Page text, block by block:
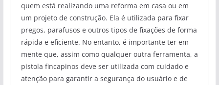
quem está realizando uma reforma em casa ou em
um projeto de construção. Ela é utilizada para fixar
pregos, parafusos e outros tipos de fixações de forma
rápida e eficiente. No entanto, é importante ter em
mente que, assim como qualquer outra ferramenta, a
pistola fincapinos deve ser utilizada com cuidado e
atenção para garantir a segurança do usuário e de